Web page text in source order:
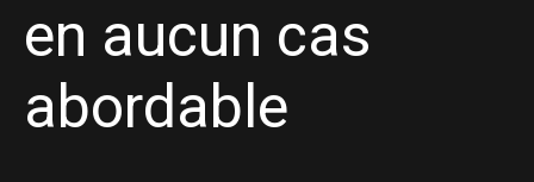
en aucun cas
abordable